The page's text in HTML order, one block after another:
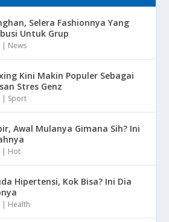
Selera Fashionnya Yang
Untuk Grup
| News
Kini Makin Populer Sebagai
Stres Genz
| Sport
Awal Mulanya Gimana Sih? Ini
| Hot
Hipertensi, Kok Bisa? Ini Dia
| Health